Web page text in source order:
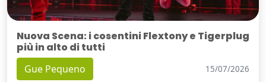
Nuova Scena: i cosentini Flextony e Tigerplug
più in alto di tutti
Gue Pequeno 15/07/2026